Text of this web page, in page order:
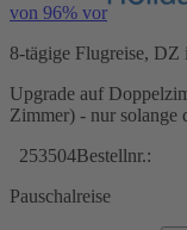
von 96% vor
8-tägige Flugreise,
Upgrade auf
Zimmer) - nur solange
253504Bestellnr.:
Pauschalreise